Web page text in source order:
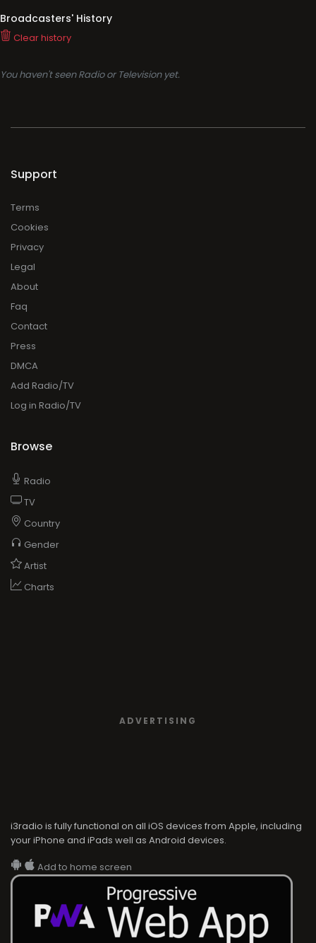
Broadcasters' History
Clear history
You haven't seen Radio or Television yet.
Support
Terms
Cookies
Privacy
Legal
About
Faq
Contact
Press
DMCA
Add Radio/TV
Log in Radio/TV
Browse
Radio
TV
Country
Gender
Artist
Charts
ADVERTISING
i3radio is fully functional on all iOS devices from Apple, including
your iPhone and iPads well as Android devices.
Add to home screen